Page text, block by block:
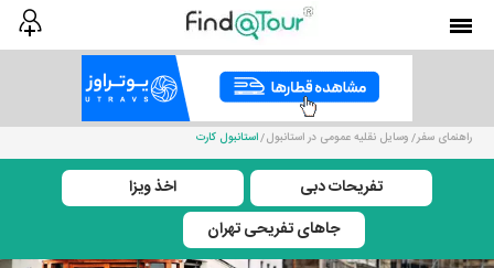
راهنمای سفر وسایل نقلیه عمومی در استانبول استانبول کارت
تفریحات دبی
اخذ ویزا
جاهای تفریحی تهران